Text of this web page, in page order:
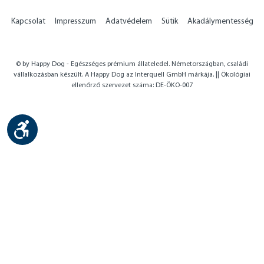
Kapcsolat Impresszum Adatvédelem Sütik Akadálymentesség
© by Happy Dog - Egészséges prémium állateledel. Németországban, családi
vállalkozásban készült. A Happy Dog az Interquell GmbH márkája. || Ökológiai
ellenőrző szervezet száma: DE-ÖKO-007
Show toolbar